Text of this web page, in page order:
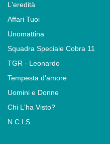
L'eredità
Affari Tuoi
Unomattina
Squadra Speciale Cobra 11
TGR - Leonardo
Tempesta d'amore
Uomini e Donne
Chi L'ha Visto?
N.C.I.S.